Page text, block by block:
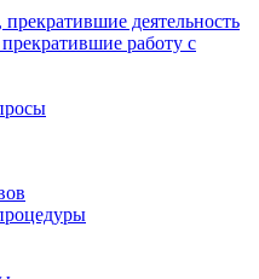
деятельность
работу с